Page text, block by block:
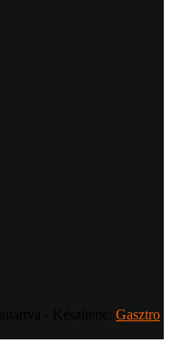
Gasztro